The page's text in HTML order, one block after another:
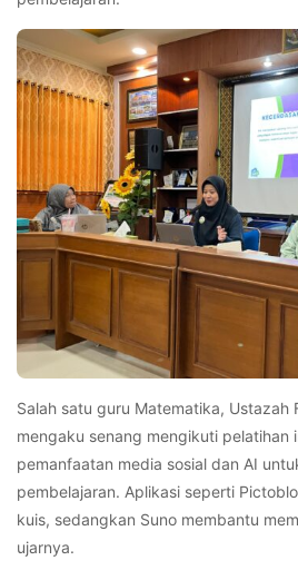
Salah satu guru Matematika, Ustazah
mengaku senang mengikuti pelatihan
pemanfaatan media sosial dan AI
pembelajaran. Aplikasi seperti
kuis, sedangkan Suno membantu
ujarnya.